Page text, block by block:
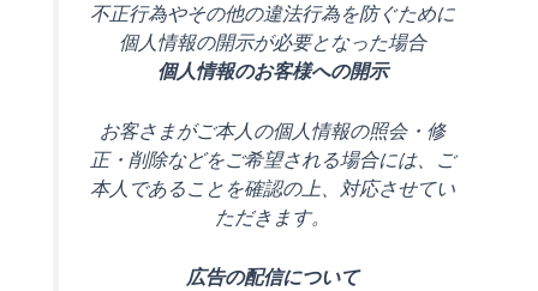
不正行為やその他の違法行為を防ぐために
個人情報の開示が必要となった場合
個人情報のお客様への開示
お客さまがご本人の個人情報の照会・修
正・削除などをご希望される場合には、ご
本人であることを確認の上、対応させてい
ただきます。
広告の配信について